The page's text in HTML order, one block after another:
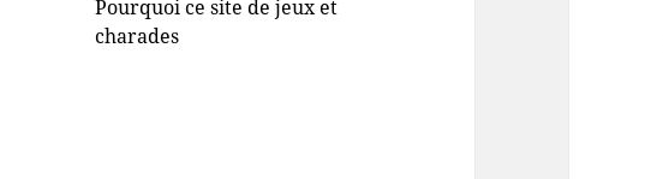
Pourquoi ce site de jeux et
charades